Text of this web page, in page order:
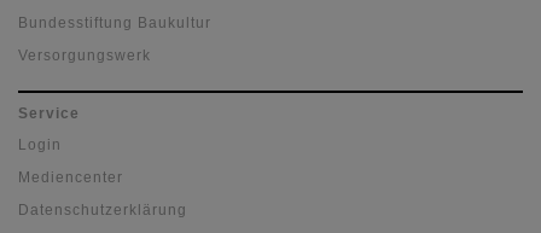
Bundesstiftung Baukultur
Versorgungswerk
Service
Login
Mediencenter
Datenschutzerklärung